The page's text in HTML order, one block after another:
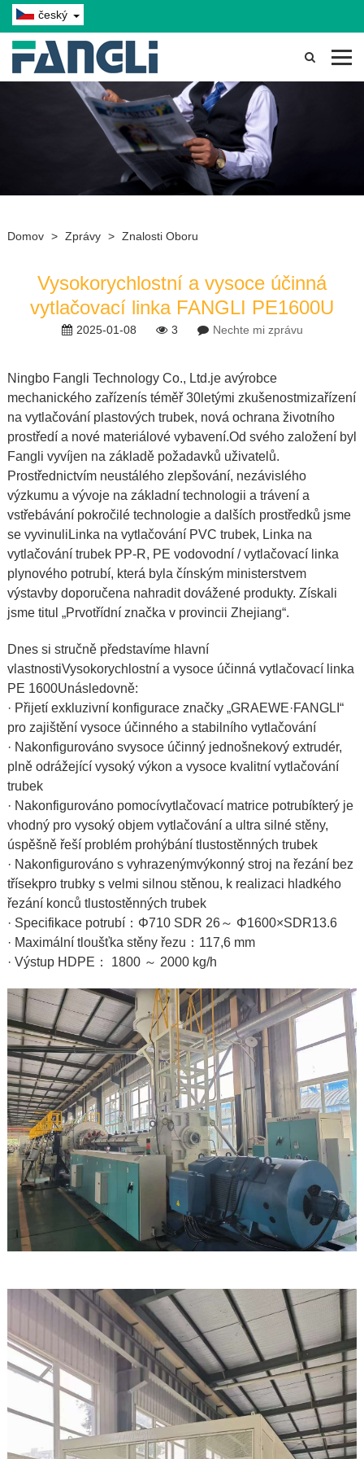
český
Domov > Zprávy > Znalosti Oboru
Vysokorychlostní a vysoce účinná
vytlačovací linka FANGLI PE1600U
2025-01-08 3 Nechte mi zprávu
Ningbo Fangli Technology Co., Ltd.je avýrobce
mechanického zařízenís téměř 30letými zkušenostmizařízení
na vytlačování plastových trubek, nová ochrana životního
prostředí a nové materiálové vybavení.Od svého založení byl
Fangli vyvíjen na základě požadavků uživatelů.
Prostřednictvím neustálého zlepšování, nezávislého
výzkumu a vývoje na základní technologii a trávení a
vstřebávání pokročilé technologie a dalších prostředků jsme
se vyvinuli Linka na vytlačování PVC trubek, Linka na
vytlačování trubek PP-R, PE vodovodní / vytlačovací linka
plynového potrubí, která byla čínským ministerstvem
výstavby doporučena nahradit dovážené produkty. Získali
jsme titul „Prvotřídní značka v provincii Zhejiang“.
Dnes si stručně představíme hlavní
vlastnostiVysokorychlostní a vysoce účinná vytlačovací linka
PE 1600Unásledovně:
· Přijetí exkluzivní konfigurace značky „GRAEWE·FANGLI“
pro zajištění vysoce účinného a stabilního vytlačování
· Nakonfigurováno svysoce účinný jednošnekový extrudér,
plně odrážející vysoký výkon a vysoce kvalitní vytlačování
trubek
· Nakonfigurováno pomocívytlačovací matrice potrubíkterý je
vhodný pro vysoký objem vytlačování a ultra silné stěny,
úspěšně řeší problém prohýbání tlustostěnných trubek
· Nakonfigurováno s vyhrazenýmvýkonný stroj na řezání bez
třísekpro trubky s velmi silnou stěnou, k realizaci hladkého
řezání konců tlustostěnných trubek
· Specifikace potrubí：Φ710 SDR 26～ Φ1600×SDR13.6
· Maximální tloušťka stěny řezu：117,6 mm
· Výstup HDPE： 1800 ～ 2000 kg/h